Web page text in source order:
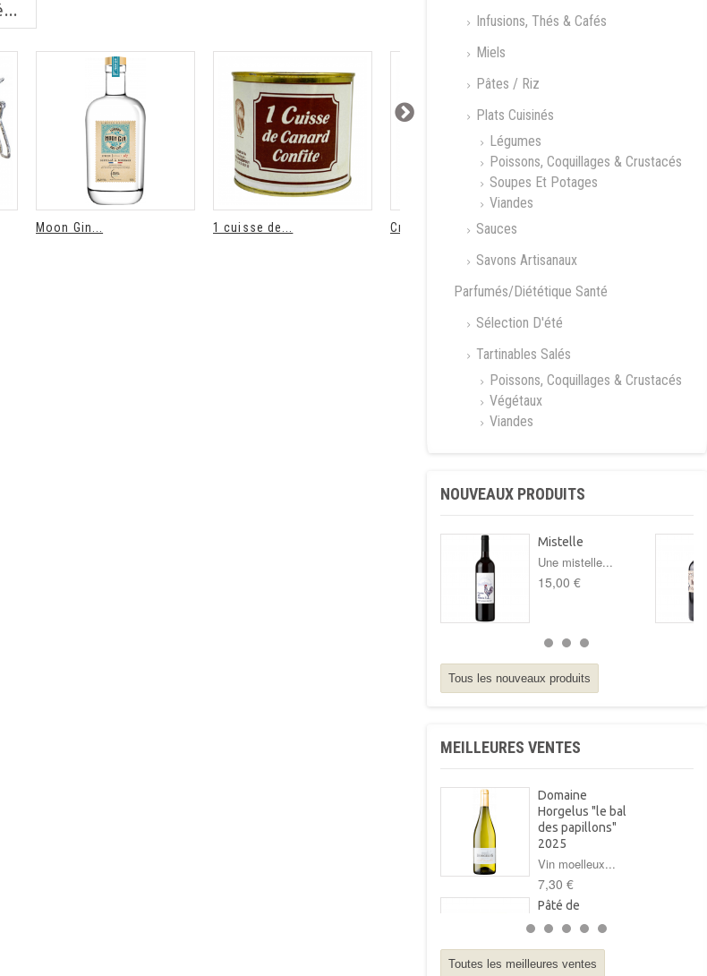
Moon Gin... 1 cuisse de... Crepes...
Infusions, Thés & Cafés
Miels
Pâtes / Riz
Plats Cuisinés
Légumes
Poissons, Coquillages & Crustacés
Soupes Et Potages
Viandes
Sauces
Savons Artisanaux
Parfumés/Diététique Santé
Sélection D'été
Tartinables Salés
Poissons, Coquillages & Crustacés
Végétaux
Viandes
NOUVEAUX PRODUITS
Mistelle
Une mistelle...
15,00 €
Tous les nouveaux produits
MEILLEURES VENTES
Domaine
Horgelus "le bal
des papillons"
2025
Vin moelleux...
7,30 €
Pâté de
campagne au foie
gras Arnabar
125g
Toutes les meilleures ventes